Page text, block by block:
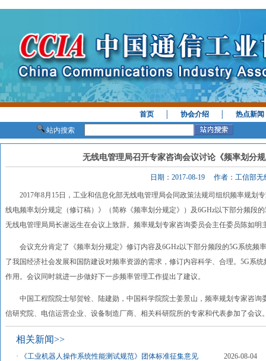
首页 │协会介绍 │热点新闻
站内搜索
无线电管理局召开专家咨询会议讨论《频率划分
日期：2017-08-19 作者：工信部无
2017年8月15日，工业和信息化部无线电管理局会同政策法规司组织频率规划
线电频率划分规定（修订稿）》（简称《频率划分规定》）及6GHz以下部分频段
无线电管理局局长谢远生在会议上致辞。频率规划专家咨询委员会主任委员陈如明
会议充分肯定了《频率划分规定》修订内容及6GHz以下部分频段的5G系统频
了我国经济社会发展和国防建设对频率资源的需求，修订内容科学、合理。5G系
作用。会议同时就进一步做好下一步频率管理工作提出了建议。
中国工程院院士邬贺铨、陆建勋，中国科学院院士姜景山，频率规划专家咨询
信研究院、电信运营企业、设备制造厂商、相关科研院所的专家和代表参加了会议
相关新闻>>
· 《工业机器人操作系统性能测试规范》团体标准征集意见
2026-08-04